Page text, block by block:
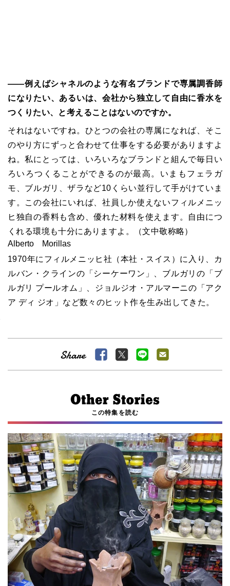
――例えばシャネルのような有名ブランドで専属調香師
になりたい、あるいは、会社から独立して自由に香水を
つくりたい、と考えることはないのですか。
それはないですね。ひとつの会社の専属になれば、そこ
のやり方にずっと合わせて仕事をする必要がありますよ
ね。私にとっては、いろいろなブランドと組んで毎日い
ろいろつくることができるのが最高。いまもフェラガ
モ、ブルガリ、ザラなど10くらい並行して手がけていま
す。この会社にいれば、社員しか使えないフィルメニッ
ヒ独自の香料も含め、優れた材料を使えます。自由につ
くれる環境も十分にありますよ。（文中敬称略）
Alberto Morillas
1970年にフィルメニッヒ社（本社・スイス）に入り、カ
ルバン・クラインの「シーケーワン」、ブルガリの「ブ
ルガリ プールオム」、ジョルジオ・アルマーニの「アク
ア ディ ジオ」など数々のヒット作を生み出してきた。
この特集を読む